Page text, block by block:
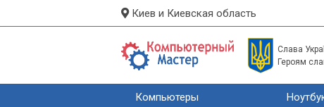
Киев и Киевская область
Слава
Героям
Компьютеры